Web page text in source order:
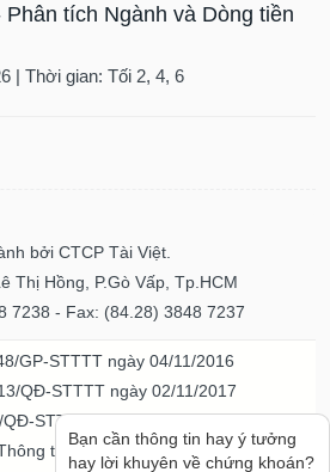
Phân tích Ngành và Dòng tiền
| Thời gian: Tối 2, 4, 6
bởi CTCP Tài Việt.
Thị Hồng, P.Gò Vấp, Tp.HCM
7238 - Fax: (84.28) 3848 7237
GP-STTTT ngày 04/11/2016
QĐ-STTTT ngày 02/11/2017
STTTT-ICP ngày 20/07/2023
tin và Truyền thông TPHCM
Bạn cần thông tin hay ý tưởng
hay lời khuyên về chứng khoán?